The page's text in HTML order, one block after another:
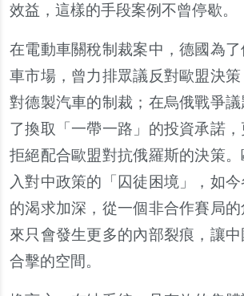
效益，這樣的手段案例不曾停歇。
在電動車關稅制裁案中，德國為
車市場，曾力排眾議反對歐盟決
對德製汽車的制裁；在烏俄戰爭
了換取「一帶一路」的投資承諾
拒絕配合歐盟對抗俄羅斯的決策
入對中政策的「囚徒困境」，如
的渴求加深，從一個非合作賽局
來只會發生更多的內部裂痕，讓
合擊的空間。